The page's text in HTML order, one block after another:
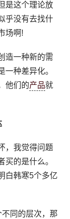
是这个理论放
乎没有去找什
场啊!
造一种新的需
一种差异化。
他们的产品就
，我觉得问题
买的是什么。
白韩寒5个多亿
同的层次，那